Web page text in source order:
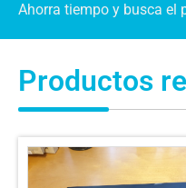
Ahorra tiempo y busca el
Productos